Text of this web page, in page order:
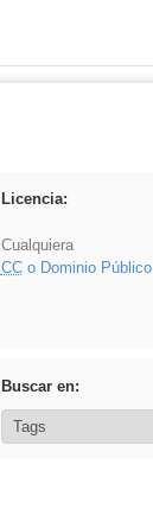
Licencia:
Cualquiera
CCo Dominio Público
Buscar en: